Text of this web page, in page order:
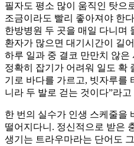
필자도 평소 많이 움직인 탓으
조금이라도 빨리 좋아져야 한
한방병원 두 곳을 매일 다니며
환자가 많으면 대기시간이 길
하루 일과 중 결코 만만치 않
정확히 잡기가 어려워 일도 확
기로 바다를 가르고, 빗자루를
니라 두 발로 걷는 것이다”라
한 번의 실수가 인생 스케줄을
떨어지다니. 정신적으로 받은
생기는 트라우마라는 단어도